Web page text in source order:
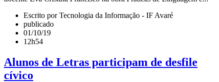
Escrito por Tecnologia da Informação - IF Avaré
publicado
01/10/19
12h54
Alunos de Letras participam de desfile
cívico